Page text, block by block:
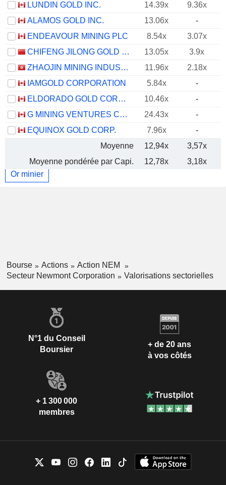
LUNDIN GOLD INC.
14.39x
9.36x
ALAMOS GOLD INC.
13.06x
-
ENDEAVOUR MINING PLC
8.54x
3.07x
CHIFENG JILONG GOLD MINING GROUP LIMITED
13.05x
3.9x
ZHAOJIN MINING INDUSTRY COMPANY LIMITED
11.96x
2.18x
IAMGOLD CORPORATION
5.84x
-
ELDORADO GOLD CORPORATION
10.46x
-
G MINING VENTURES CORP.
24.43x
-
EQUINOX GOLD CORP.
7.96x
-
Moyenne
12,94x
3,57x
Moyenne pondérée par Capi.
12,78x
3,18x
Or minier
Bourse Actions
Action NEM
Secteur Newmont Corporation
Valorisations sectorielles
N°1 du Conseil
Boursier
+ de 20 ans
à vos côtés
+ 1 300 000
membres